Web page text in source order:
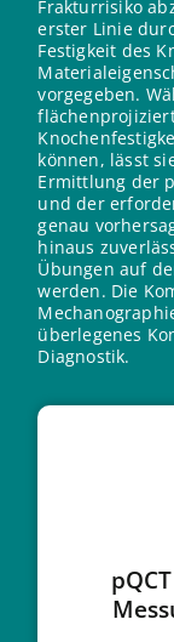
Frakturrisiko
erster Linie
Festigkeit des
vorgegeben.
können, lässt
Ermittlung der
und der
genau
hinaus
Übungen auf
werden. Die
überlegenes
Diagnostik.